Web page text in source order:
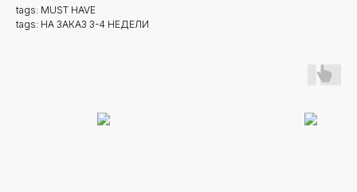
tags: MUST HAVE
tags: НА ЗАКАЗ 3-4 НЕДЕЛИ